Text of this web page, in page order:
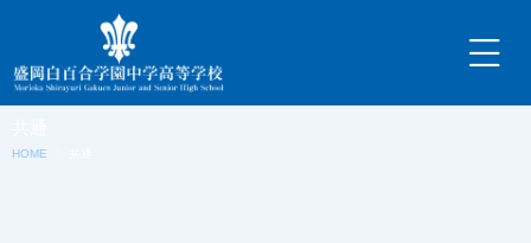
ス
キ
プHOME